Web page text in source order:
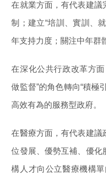
在就業方面，有代表建議
制；建立“培訓、實訓、
年支持力度；關注中年群
在深化公共行政改革方
做監督”的角色轉向“積極
高效有為的服務型政府。
在醫療方面，有代表建議
位發展、優勢互補、優化
構人才向公立醫療機構